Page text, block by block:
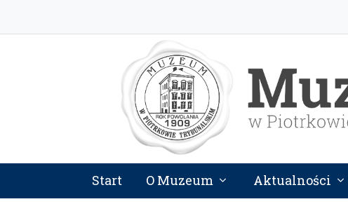
Start O Muzeum Aktualności